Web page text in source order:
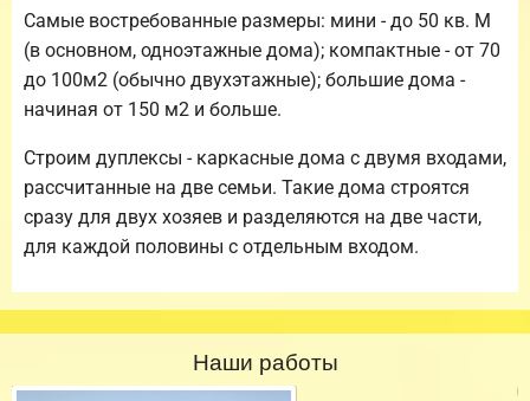
Самые востребованные размеры: мини - до 50 кв. М
(в основном, одноэтажные дома); компактные - от 70
до 100м2 (обычно двухэтажные); большие дома -
начиная от 150 м2 и больше.
Строим дуплексы - каркасные дома с двумя входами,
рассчитанные на две семьи. Такие дома строятся
сразу для двух хозяев и разделяются на две части,
для каждой половины с отдельным входом.
Наши работы